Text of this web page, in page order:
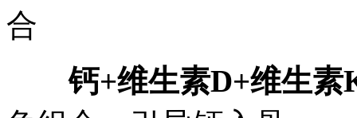
合
钙+维生素D+维生素